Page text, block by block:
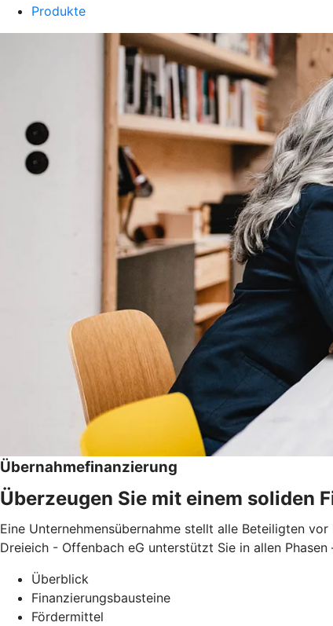
Produkte
Übernahmefinanzierung
Überzeugen Sie mit einem soliden
Eine Unternehmensübernahme stellt alle Beteiligten
Dreieich - Offenbach eG unterstützt Sie in allen
Überblick
Finanzierungsbausteine
Fördermittel